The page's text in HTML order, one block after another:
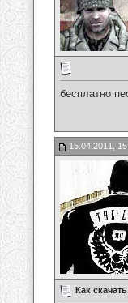
бесплатно
15.04.2011,
Как